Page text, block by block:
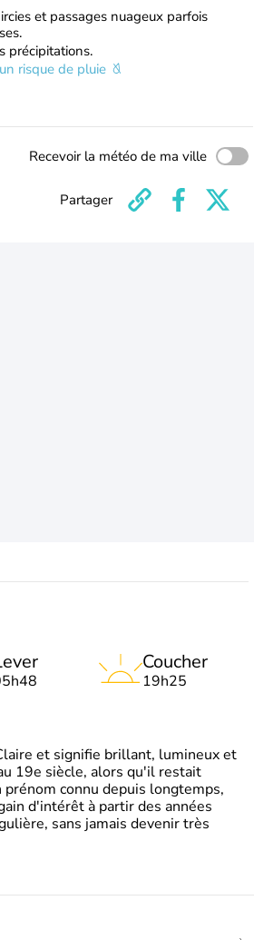
et passages nuageux parfois
précipitations.
risque de pluie
Recevoir la météo de ma ville
Partager
Coucher
19h25
et signifie brillant, lumineux et
19e siècle, alors qu'il restait
connu depuis longtemps,
d'intérêt à partir des années
sans jamais devenir très